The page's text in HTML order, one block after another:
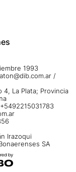
1993
/
4, La Plata; Provincia
Irazoqui
SA